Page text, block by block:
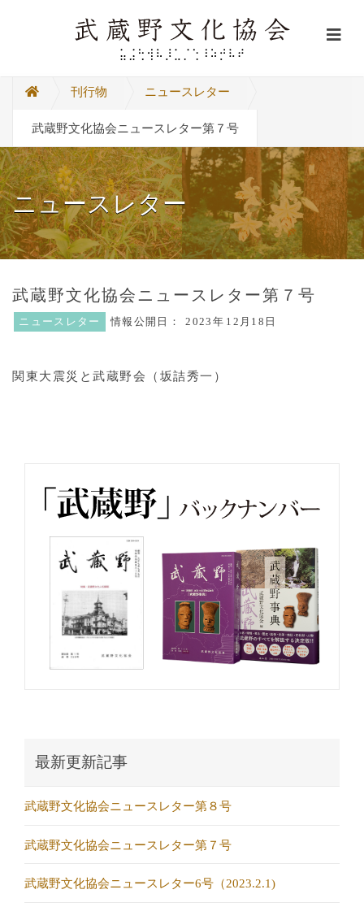
刊行物 ニュースレター
武蔵野文化協会ニュースレター第７号
ニュースレター
武蔵野文化協会ニュースレター第７号
ニュースレター 情報公開日： 2023年 12月18日
関東大震災と武蔵野会（坂詰秀一）
最新更新記事
武蔵野文化協会ニュースレター第８号
武蔵野文化協会ニュースレター第７号
武蔵野文化協会ニュースレター6号（2023.2.1)